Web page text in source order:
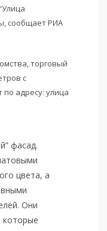
сообщает РИА
торговый
с
адресу: улица
фасад.
цвета, а
Они
которые